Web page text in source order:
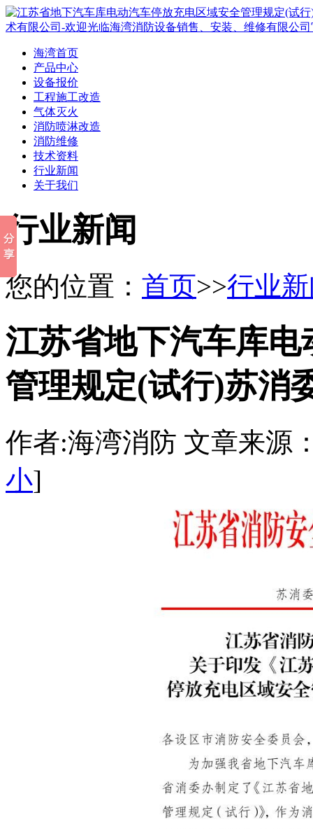
海湾首页
产品中心
设备报价
工程施工改造
气体灭火
消防喷淋改造
消防维修
技术资料
行业新闻
关于我们
行业新闻
您的位置： 首页>>行业
江苏省地下汽车库
管理规定(试行)苏消
作者:海湾消防 文章来源
小]